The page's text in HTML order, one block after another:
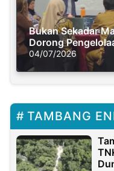
Bukan Sekadar
Dorong
Solusi Krisis Iklim
04/07/2026
TAMBANG